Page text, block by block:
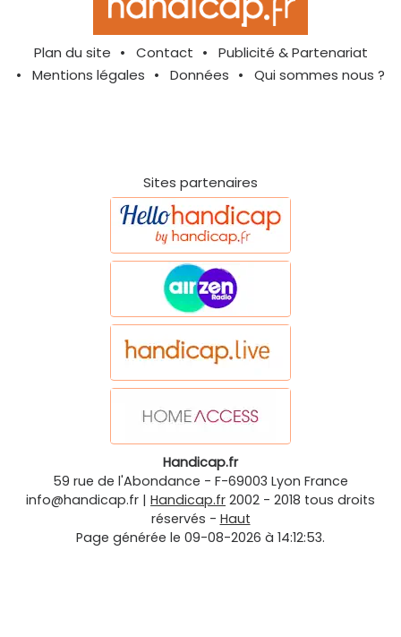
Plan du site Contact
Publicité & Partenariat
Mentions légales
Données Qui sommes nous ?
Sites partenaires
Handicap.fr
59 rue de l'Abondance - F-69003 Lyon France
info@handicap.fr | Handicap.fr 2002 - 2018 tous droits
réservés - Haut
Page générée le 09-08-2026 à 14:12:53.